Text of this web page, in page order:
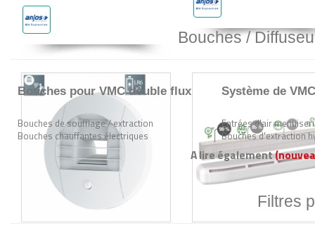
Bouches /
Bouches pour VMC double flux
Bouches de soufflage / extraction
Bouches chauffantes électriques
Système de
Entrées d'air
Bouches d'extraction
A lire également
Filtres